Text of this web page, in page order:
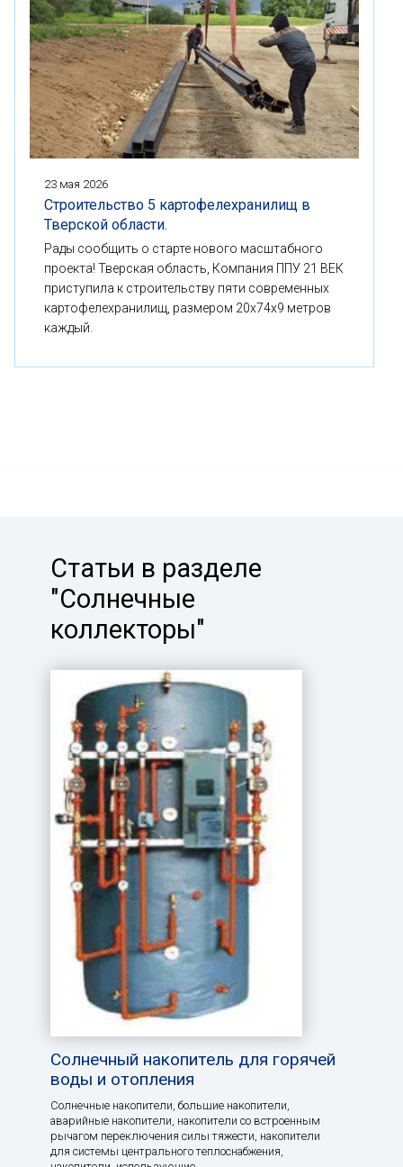
23 мая 2026
Строительство 5 картофелехранилищ в
Тверской области.
Рады сообщить о старте нового масштабного
проекта! Тверская область, Компания ППУ 21 ВЕК
приступила к строительству пяти современных
картофелехранилищ, размером 20x74x9 метров
каждый.
Статьи в разделе
"Солнечные
коллекторы"
Солнечный накопитель для горячей
воды и отопления
Солнечные накопители, большие накопители,
аварийные накопители, накопители со встроенным
рычагом переключения силы тяжести, накопители
для системы центрального теплоснабжения,